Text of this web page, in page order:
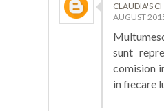
CLAUDIA'S
AUGUST
sunt
comision
in fiecare